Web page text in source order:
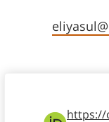
Staff member
https://